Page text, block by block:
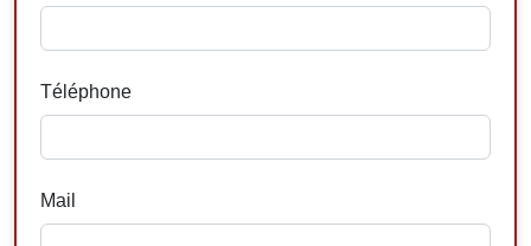
Téléphone
Mail